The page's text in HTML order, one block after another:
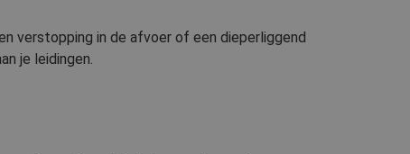
verstopping in de afvoer of een dieperliggend
je leidingen.